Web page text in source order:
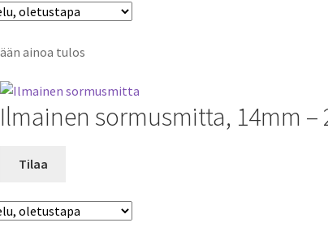
ainoa tulos
Ilmainen sormusmitta, 14mm –
Tilaa